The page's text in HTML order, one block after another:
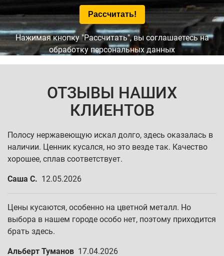
Нажимая кнопку "Рассчитать", вы соглашаетесь на
обработку персональных данных
ОТЗЫВЫ НАШИХ
КЛИЕНТОВ
Полосу нержавеющую искал долго, здесь оказалась в
наличии. Ценник кусался, но это везде так. Качество
хорошее, сплав соответствует.
Саша С. 12.05.2026
Цены кусаются, особенно на цветной металл. Но
выбора в нашем городе особо нет, поэтому приходится
брать здесь.
Альберт Туманов 17.04.2026